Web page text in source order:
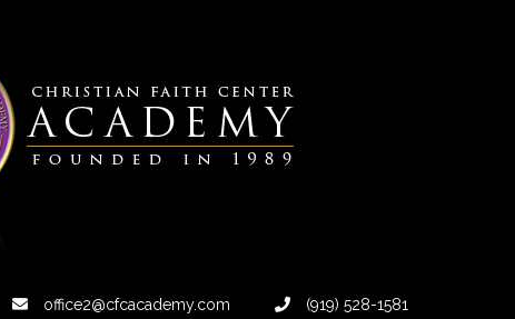
office2@cfcacademy.com (919) 528-1581